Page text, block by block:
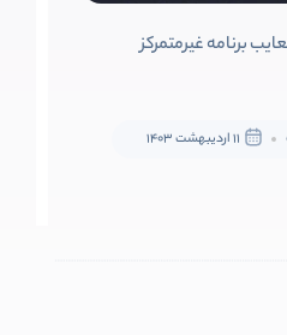
11 اردیبهشت 1403